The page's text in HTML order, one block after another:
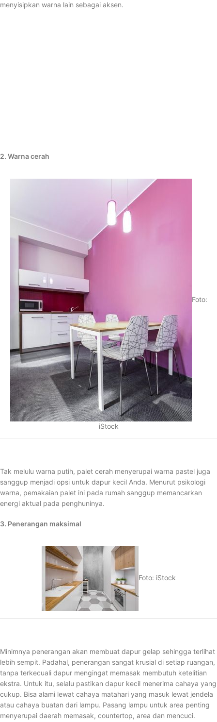
menyisipkan warna lain sebagai aksen.
2. Warna cerah
Foto:
iStock
Tak melulu warna putih, palet cerah menyerupai warna pastel juga
sanggup menjadi opsi untuk dapur kecil Anda. Menurut psikologi
warna, pemakaian palet ini pada rumah sanggup memancarkan
energi aktual pada penghuninya.
3. Penerangan maksimal
Foto: iStock
Minimnya penerangan akan membuat dapur gelap sehingga terlihat
lebih sempit. Padahal, penerangan sangat krusial di setiap ruangan,
tanpa terkecuali dapur mengingat memasak membutuh ketelitian
ekstra. Untuk itu, selalu pastikan dapur kecil menerima cahaya yang
cukup. Bisa alami lewat cahaya matahari yang masuk lewat jendela
atau cahaya buatan dari lampu. Pasang lampu untuk area penting
menyerupai daerah memasak, countertop, area dan mencuci.